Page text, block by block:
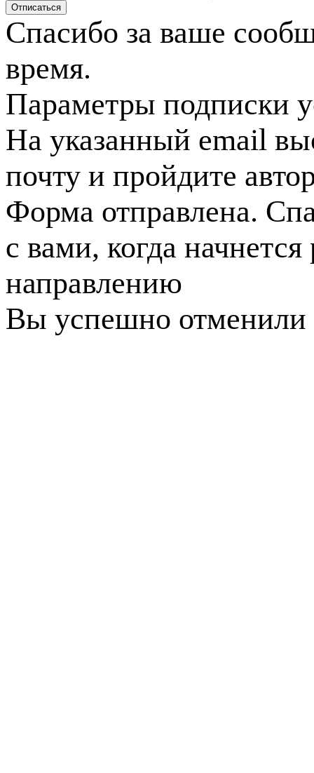
Спасибо за ваше
время.
Параметры подписки
На указанный email
почту и пройдите
Форма отправлена.
с вами, когда
направлению
Вы успешно отменили